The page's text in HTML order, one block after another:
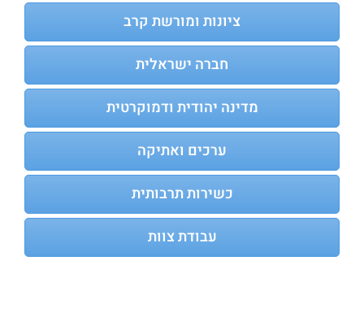
ציונות ומורשת קרב
חברה ישראלית
מדינה יהודית ודמוקרטית
ערכים ואתיקה
כשירות תרבותית
עבודת צוות